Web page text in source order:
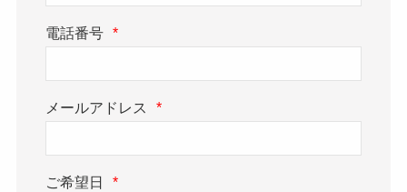
電話番号 *
メールアドレス *
ご希望日 *